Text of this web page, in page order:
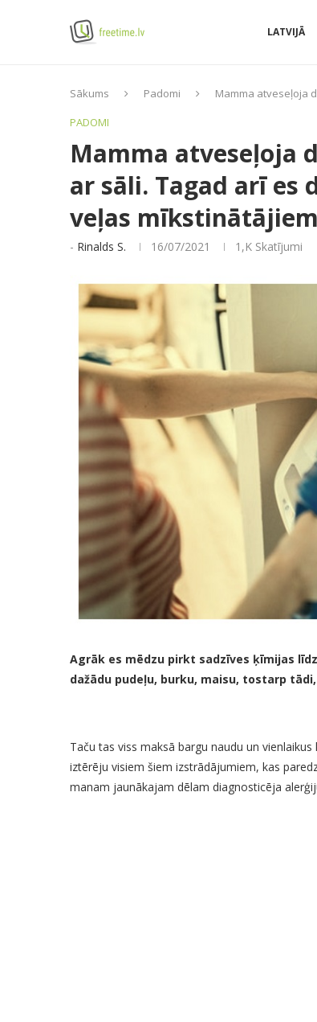
LATVIJĀ
Sākums Padomi
Mamma atveseļoja
PADOMI
Mamma atveseļoja
ar sāli. Tagad arī
veļas
- Rinalds S. 16/07/2021 1,K Skatījumi
Agrāk es mēdzu pirkt sadzīves ķīmijas
dažādu pudeļu, burku, maisu, tostarp
Taču tas viss maksā bargu naudu un
iztērēju visiem šiem izstrādājumiem, kas
manam jaunākajam dēlam diagnosticēja